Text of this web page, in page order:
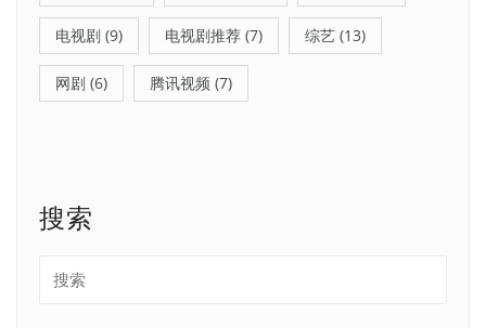
电视剧 (9) 电视剧推荐 (7) 综艺 (13)
网剧 (6) 腾讯视频 (7)
搜索